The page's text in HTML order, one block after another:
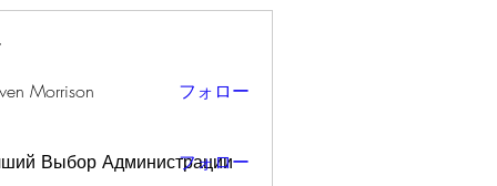
Morrison フォロー
Выбор Администрации
フォロー